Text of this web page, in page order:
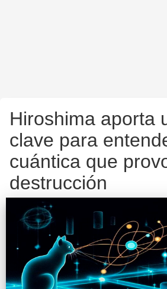
Hiroshima aporta
clave para
cuántica que
destrucción